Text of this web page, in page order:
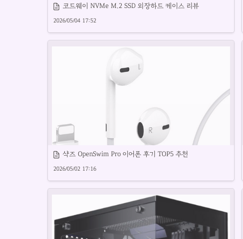
가성비 좋은 M.2케이스 추천 제품을 소개합니다.
코드웨이 NVMe M.2 SSD 외장하드 케이스 리뷰
2026/05/04 17:52
샥즈 OpenSwim Pro 이어폰 후기 TOP5 추천
2026/05/02 17:16